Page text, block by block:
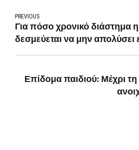
PREVIOUS
Για πόσο χρονικό διάστημα
δεσμεύεται να μην
Επίδομα παιδιού: Μέχρι τη